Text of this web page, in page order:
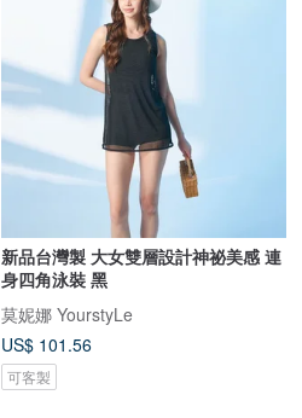
新品台灣製 大女雙層設計神祕美感 連
身四角泳裝 黑
莫妮娜 YourstyLe
US$ 101.56
可客製